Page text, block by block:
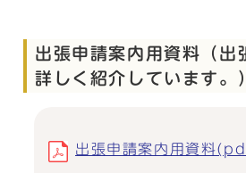
出張申請案内用資料（出
詳しく紹介しています。
出張申請案内用資料